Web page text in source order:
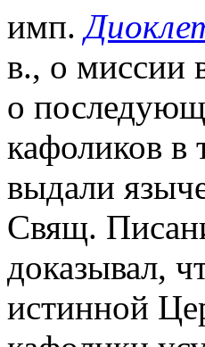
имп.
в., о миссии
о
кафоликов в
выдали
Свящ.
доказывал,
истинной